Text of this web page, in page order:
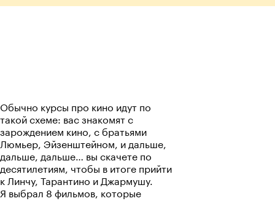
Обычно курсы про кино идут по
такой схеме: вас знакомят с
зарождением кино, с братьями
Люмьер, Эйзенштейном, и дальше,
дальше, дальше… вы скачете по
десятилетиям, чтобы в итоге прийти
к Линчу, Тарантино и Джармушу.
Я выбрал 8 фильмов, которые
младенцу":)) или из первой
положительной коннотацией:) В
общем, Олег - один из моих
любимейших лекторов:)
обожаю!:) Спасибо Вам:)